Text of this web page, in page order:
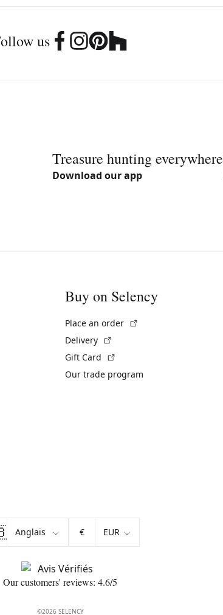
us
Treasure hunting everywhere
Download our app
Buy on Selency
Place an order
Delivery
Gift Card
Our trade program
€
Our customers' reviews: 4.6/5
©2026 SELENCY